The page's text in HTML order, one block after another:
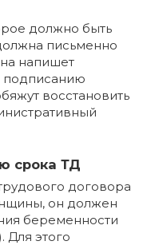
должно быть
письменно
напишет
подписанию
восстановить
срока ТД
договора
он должен
беременности
Для этого